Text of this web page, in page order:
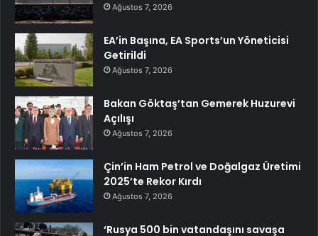
Ağustos 7, 2026
EA’in Başına, EA Sports’un Yöneticisi
Getirildi
Ağustos 7, 2026
Bakan Göktaş’tan Gemerek Huzurevi
Açılışı
Ağustos 7, 2026
Çin’in Ham Petrol ve Doğalgaz Üretimi
2025’te Rekor Kırdı
Ağustos 7, 2026
‘Rusya 500 bin vatandaşını savaşa